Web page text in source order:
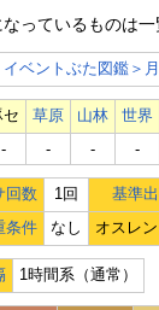
なっているものは
イベントぶた図鑑＞
セ 草原 山林
世界
‐
‐ ‐ ‐
回数 1回 基準
条件
なし オスレ
1時間系（通常）